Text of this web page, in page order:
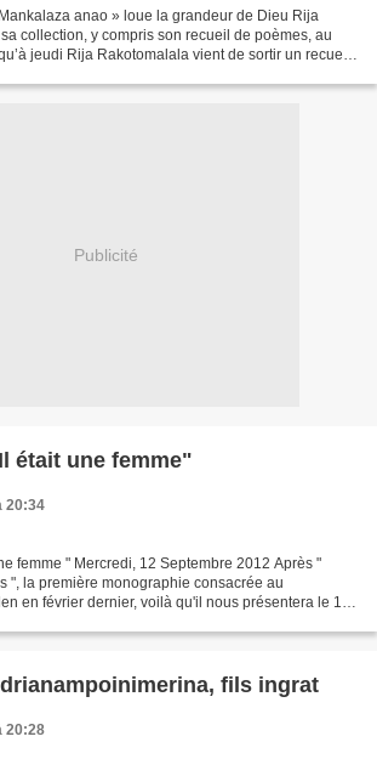
anao » loue la grandeur de Dieu Rija
collection, y compris son recueil de poèmes, au
jeudi Rija Rakotomalala vient de sortir un recueil
Publicité
était une femme"
20:34
femme " Mercredi, 12 Septembre 2012 Après "
", la première monographie consacrée au
en février dernier, voilà qu'il nous présentera le 19
fils ingrat
20:28